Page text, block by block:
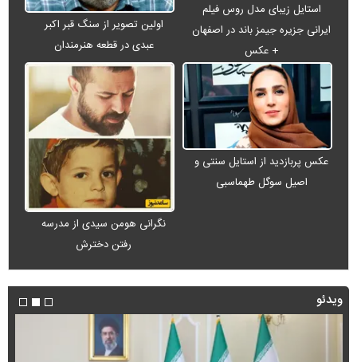
استایل زیبای مدل روس فیلم
ایرانی جزیره جیمز باند در اصفهان
+ عکس
اولین تصویر از سنگ قبر اکبر
عبدی در قطعه هنرمندان
عکس پربازدید از استایل سنتی و
اصیل سوگل طهماسبی
نگرانی هومن سیدی از مدرسه
رفتن دخترش
ویدئو